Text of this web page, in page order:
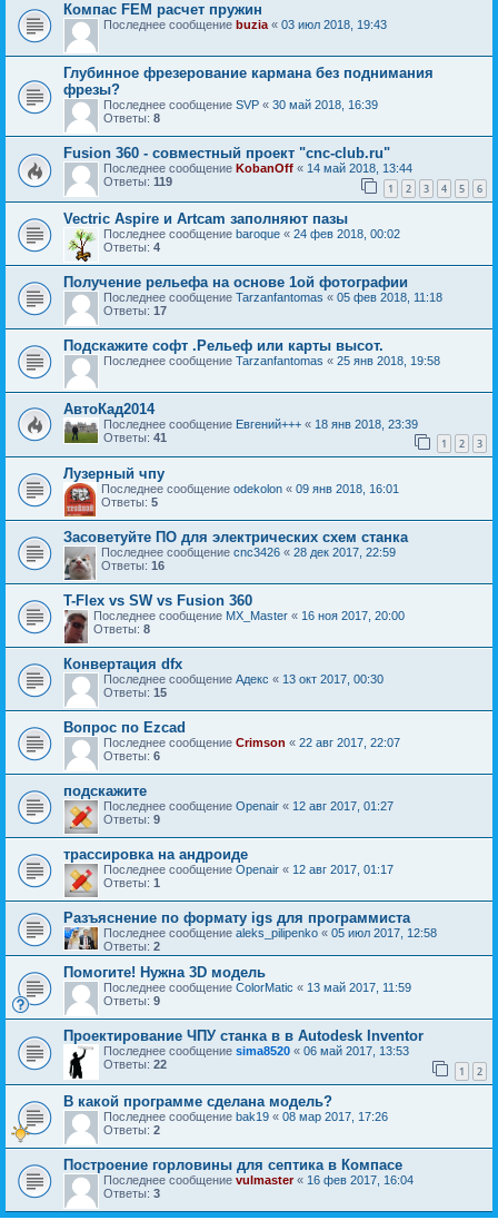
Компас FEM расчет пружин
Последнее сообщение buzia « 03 июл 2018, 19:43
Глубинное фрезерование кармана без поднимания
фрезы?
Последнее сообщение SVP « 30 май 2018, 16:39
Ответы: 8
Fusion 360 - совместный проект "cnc-club.ru"
Последнее сообщение KobanOff « 14 май 2018, 13:44
Ответы: 119 1 2 3 4 5 6
Vectric Aspire и Artcam заполняют пазы
Последнее сообщение baroque « 24 фев 2018, 00:02
Ответы: 4
Получение рельефа на основе 1ой фотографии
Последнее сообщение Tarzanfantomas « 05 фев 2018, 11:18
Ответы: 17
Подскажите софт .Рельеф или карты высот.
Последнее сообщение Tarzanfantomas « 25 янв 2018, 19:58
АвтоКад2014
Последнее сообщение Евгений+++ « 18 янв 2018, 23:39
Ответы: 41 1 2 3
Лузерный чпу
Последнее сообщение odekolon « 09 янв 2018, 16:01
Ответы: 5
Засоветуйте ПО для электрических схем станка
Последнее сообщение cnc3426 « 28 дек 2017, 22:59
Ответы: 16
T-Flex vs SW vs Fusion 360
Последнее сообщение MX_Master « 16 ноя 2017, 20:00
Ответы: 8
Конвертация dfx
Последнее сообщение Адекс « 13 окт 2017, 00:30
Ответы: 15
Вопрос по Ezcad
Последнее сообщение Crimson « 22 авг 2017, 22:07
Ответы: 6
подскажите
Последнее сообщение Openair « 12 авг 2017, 01:27
Ответы: 9
трассировка на андроиде
Последнее сообщение Openair « 12 авг 2017, 01:17
Ответы: 1
Разъяснение по формату igs для программиста
Последнее сообщение aleks_pilipenko « 05 июл 2017, 12:58
Ответы: 2
Помогите! Нужна 3D модель
Последнее сообщение ColorMatic « 13 май 2017, 11:59
Ответы: 9
Проектирование ЧПУ станка в в Autodesk Inventor
Последнее сообщение sima8520 « 06 май 2017, 13:53
Ответы: 22 1 2
В какой программе сделана модель?
Последнее сообщение bak19 « 08 мар 2017, 17:26
Ответы: 2
Построение горловины для септика в Компасе
Последнее сообщение vulmaster« 16 фев 2017, 16:04
Ответы: 3